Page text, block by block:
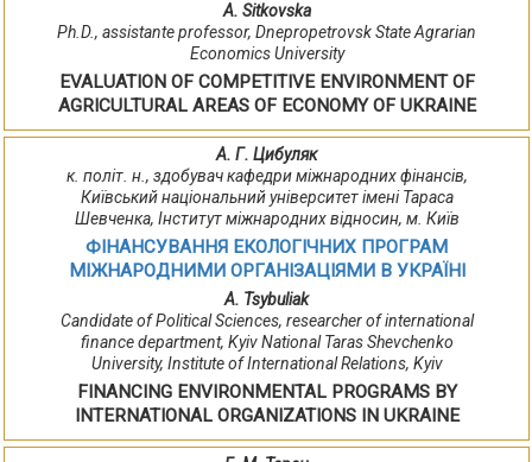
A. Sitkovska
Ph.D., assistantе professor, Dnepropetrovsk State Agrarian
Economics University
EVALUATION OF COMPETITIVE ENVIRONMENT OF
AGRICULTURAL AREAS OF ECONOMY OF UKRAINE
А. Г. Цибуляк
к. політ. н., здобувач кафедри міжнародних фінансів,
Київський національний університет імені Тараса
Шевченка, Інститут міжнародних відносин, м. Київ
ФІНАНСУВАННЯ ЕКОЛОГІЧНИХ ПРОГРАМ
МІЖНАРОДНИМИ ОРГАНІЗАЦІЯМИ В УКРАЇНІ
A. Tsybuliak
Сandidate of Political Sciences, researcher of international
finance department, Kyiv National Taras Shevchenko
University, Institute of International Relations, Kyiv
FINANCING ENVIRONMENTAL PROGRAMS BY
INTERNATIONAL ORGANIZATIONS IN UKRAINE